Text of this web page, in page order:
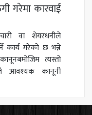
गरेमा कारवाई
वा शेयरधनीले
कार्य गरेको छ भन्ने
त्यस्तो
आवश्यक कानूनी